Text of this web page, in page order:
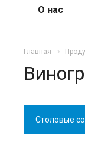
О нас
Главная
Столовые